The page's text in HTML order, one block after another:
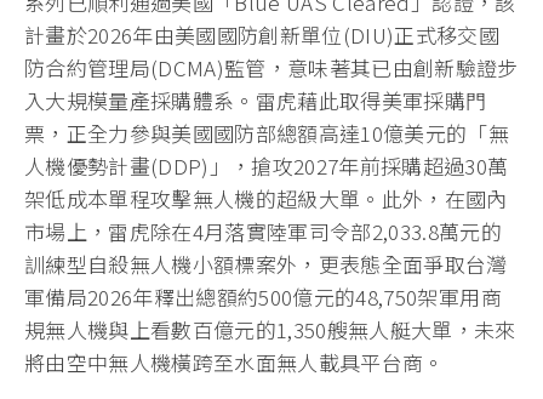
計畫於2026年由美國國防創新單位(DIU)正式移交國
防合約管理局(DCMA)監管，意味著其已由創新驗證步
入大規模量產採購體系。雷虎藉此取得美軍採購門
票，正全力參與美國國防部總額高達10億美元的「無
人機優勢計畫(DDP)」，搶攻2027年前採購超過30萬
架低成本單程攻擊無人機的超級大單。此外，在國內
市場上，雷虎除在4月落實陸軍司令部2,033.8萬元的
訓練型自殺無人機小額標案外，更表態全面爭取台灣
軍備局2026年釋出總額約500億元的48,750架軍用商
規無人機與上看數百億元的1,350艘無人艇大單，未來
將由空中無人機橫跨至水面無人載具平台商。